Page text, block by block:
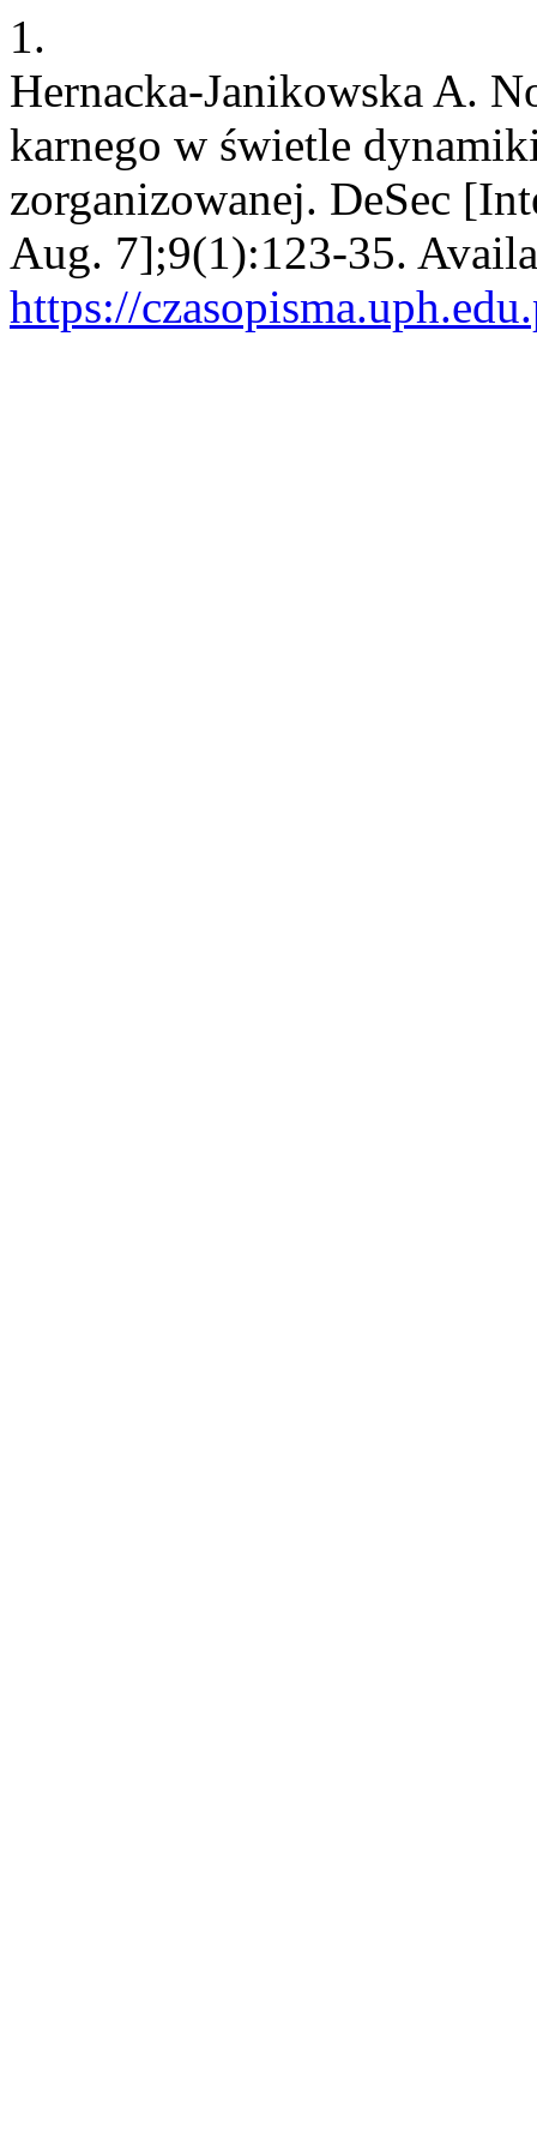
1.
Hernacka-Janikowska A.
karnego w świetle
zorganizowanej. DeSec
Aug. 7];9(1):123-35.
https://